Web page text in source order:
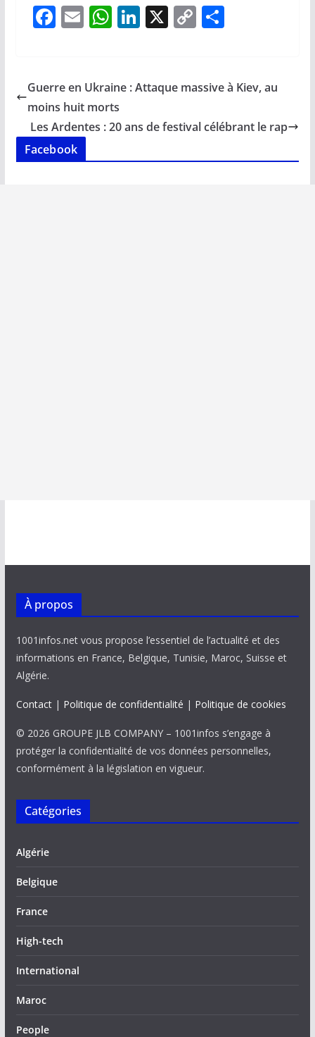
F
b
o
o
k
E
l
W
s
A
p
Li
e
n
X C
y
n
P
g
Guerre en Ukraine : Attaque massive à Kiev, au
moins huit morts
Les Ardentes : 20 ans de festival célébrant le rap
Facebook
À propos
1001infos.net vous propose l’essentiel de l’actualité et des
informations en France, Belgique, Tunisie, Maroc, Suisse et
Algérie.
Contact| Politique de confidentialité | Politique de cookies
© 2026 GROUPE JLB COMPANY – 1001infos s’engage à
protéger la confidentialité de vos données personnelles,
conformément à la législation en vigueur.
Catégories
Algérie
Belgique
France
High-tech
International
Maroc
People